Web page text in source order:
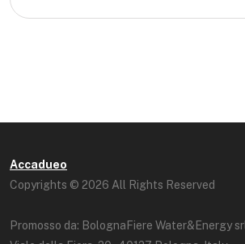
Accadueo
Copyrights © 2026 All Rights Reserved
Promosso da: BolognaFiere Water&Energy srl